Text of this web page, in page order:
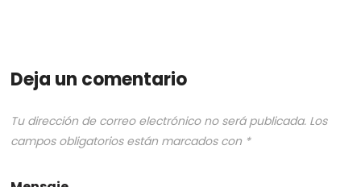
Deja un comentario
Tu dirección de correo electrónico no será publicada. Los
campos obligatorios están marcados con *